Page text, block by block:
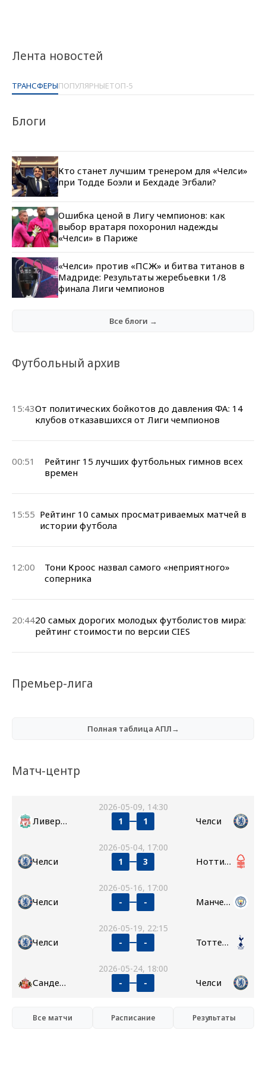
Лента новостей
ТРАНСФЕРЫПОПУЛЯРНЫЕТОП-5
Блоги
Кто станет лучшим тренером для «Челси»
при Тодде Боэли и Бехдаде Эгбали?
Ошибка ценой в Лигу чемпионов: как
выбор вратаря похоронил надежды
«Челси» в Париже
«Челси» против «ПСЖ» и битва титанов в
Мадриде: Результаты жеребьевки 1/8
финала Лиги чемпионов
Все блоги →
Футбольный архив
15:43От политических бойкотов до давления ФА: 14
клубов отказавшихся от Лиги чемпионов
00:51
Рейтинг 15 лучших футбольных гимнов всех
времен
15:55 Рейтинг 10 самых просматриваемых матчей в
истории футбола
12:00
Тони Кроос назвал самого «неприятного»
соперника
20:4420 самых дорогих молодых футболистов мира:
рейтинг стоимости по версии CIES
Премьер-лига
Полная таблица АПЛ→
Матч-центр
2026-05-09, 14:30
Ливерпуль 1 1 Челси
2026-05-04, 17:00
Челси 1 3 Ноттингем Форест
2026-05-16, 17:00
Челси - - Манчестер Сити
2026-05-19, 22:15
Челси - - Тоттенхэм
2026-05-24, 18:00
Сандерленд - - Челси
Все матчи Расписание Результаты